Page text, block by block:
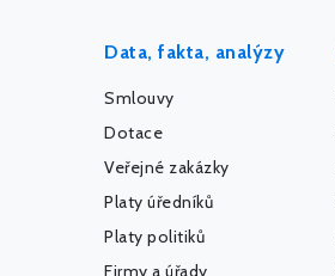
Data, fakta, analýzy
Smlouvy
Dotace
Veřejné zakázky
Platy úředníků
Platy politiků
Firmy a úřady